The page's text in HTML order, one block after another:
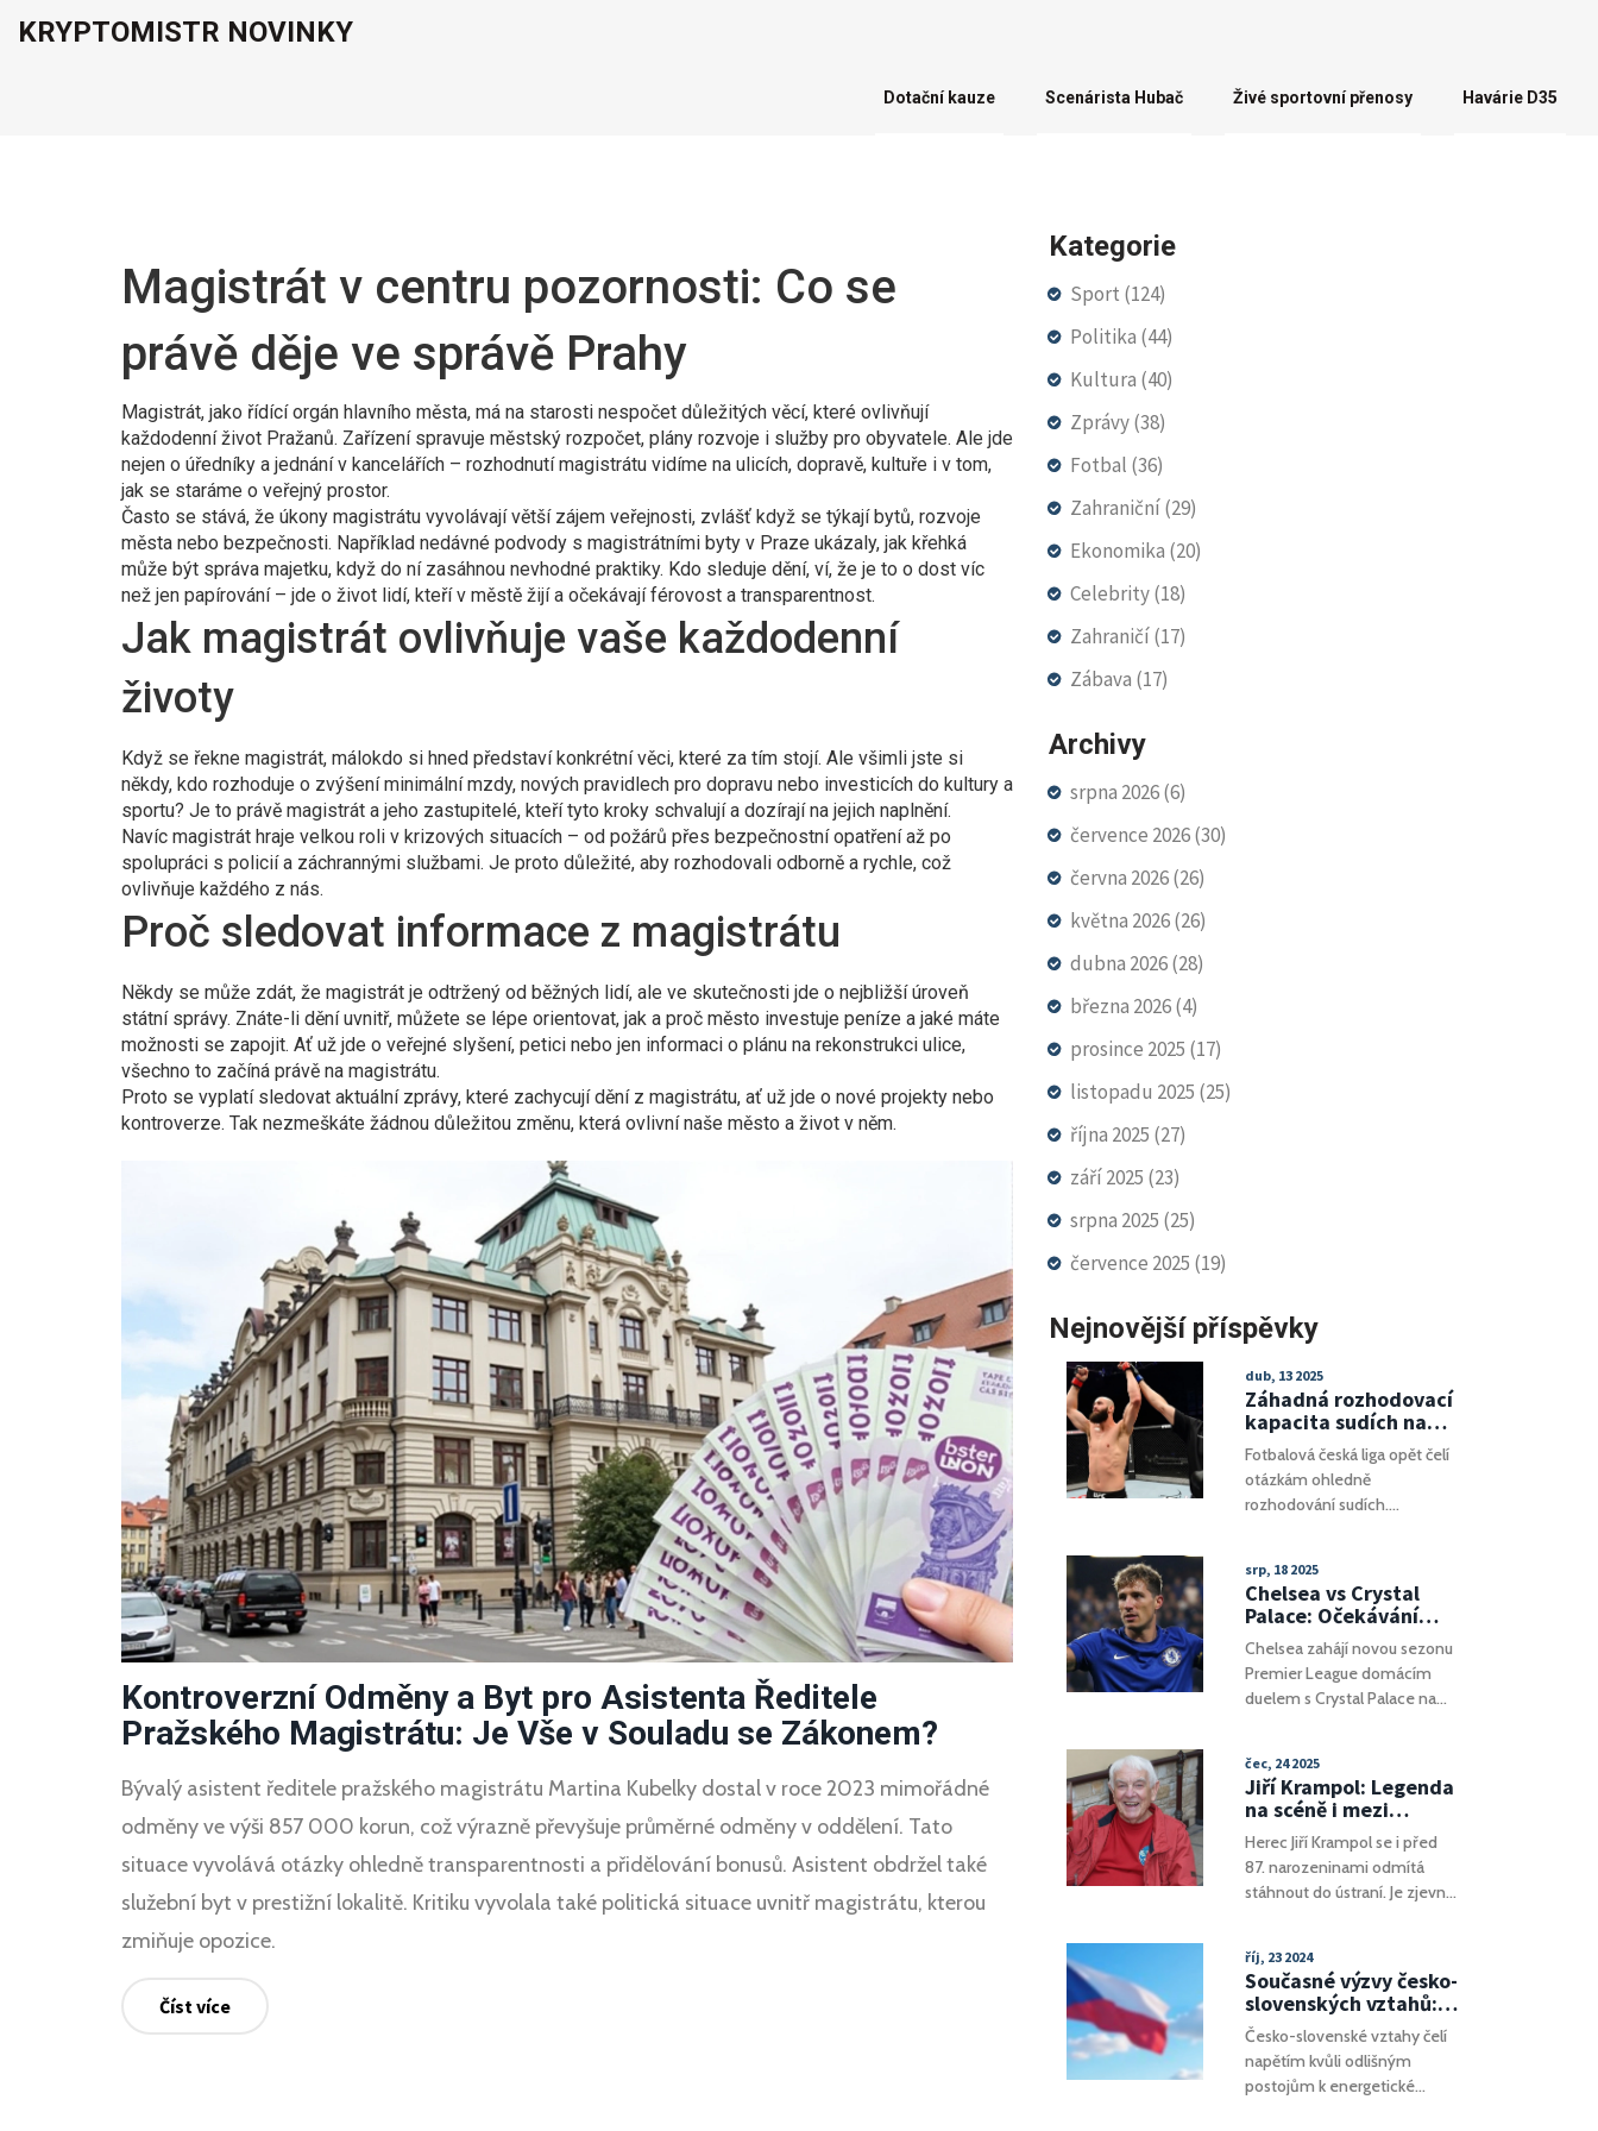
KRYPTOMISTR NOVINKY
Dotační kauze Scenárista Hubač Živé sportovní přenosy Havárie D35
Magistrát v centru pozornosti: Co se
právě děje ve správě Prahy
Magistrát, jako řídící orgán hlavního města, má na starosti nespočet důležitých věcí, které ovlivňují
každodenní život Pražanů. Zařízení spravuje městský rozpočet, plány rozvoje i služby pro obyvatele. Ale jde
nejen o úředníky a jednání v kancelářích – rozhodnutí magistrátu vidíme na ulicích, dopravě, kultuře i v tom,
jak se staráme o veřejný prostor.
Často se stává, že úkony magistrátu vyvolávají větší zájem veřejnosti, zvlášť když se týkají bytů, rozvoje
města nebo bezpečnosti. Například nedávné podvody s magistrátními byty v Praze ukázaly, jak křehká
může být správa majetku, když do ní zasáhnou nevhodné praktiky. Kdo sleduje dění, ví, že je to o dost víc
než jen papírování – jde o život lidí, kteří v městě žijí a očekávají férovost a transparentnost.
Jak magistrát ovlivňuje vaše každodenní
životy
Když se řekne magistrát, málokdo si hned představí konkrétní věci, které za tím stojí. Ale všimli jste si
někdy, kdo rozhoduje o zvýšení minimální mzdy, nových pravidlech pro dopravu nebo investicích do kultury a
sportu? Je to právě magistrát a jeho zastupitelé, kteří tyto kroky schvalují a dozírají na jejich naplnění.
Navíc magistrát hraje velkou roli v krizových situacích – od požárů přes bezpečnostní opatření až po
spolupráci s policií a záchrannými službami. Je proto důležité, aby rozhodovali odborně a rychle, což
ovlivňuje každého z nás.
Proč sledovat informace z magistrátu
Někdy se může zdát, že magistrát je odtržený od běžných lidí, ale ve skutečnosti jde o nejbližší úroveň
státní správy. Znáte-li dění uvnitř, můžete se lépe orientovat, jak a proč město investuje peníze a jaké máte
možnosti se zapojit. Ať už jde o veřejné slyšení, petici nebo jen informaci o plánu na rekonstrukci ulice,
všechno to začíná právě na magistrátu.
Proto se vyplatí sledovat aktuální zprávy, které zachycují dění z magistrátu, ať už jde o nové projekty nebo
kontroverze. Tak nezmeškáte žádnou důležitou změnu, která ovlivní naše město a život v něm.
Kontroverzní Odměny a Byt pro Asistenta Ředitele
Pražského Magistrátu: Je Vše v Souladu se Zákonem?
Bývalý asistent ředitele pražského magistrátu Martina Kubelky dostal v roce 2023 mimořádné
odměny ve výši 857 000 korun, což výrazně převyšuje průměrné odměny v oddělení. Tato
situace vyvolává otázky ohledně transparentnosti a přidělování bonusů. Asistent obdržel také
služební byt v prestižní lokalitě. Kritiku vyvolala také politická situace uvnitř magistrátu, kterou
zmiňuje opozice.
Číst více
Kategorie
Sport (124)
Politika (44)
Kultura (40)
Zprávy(38)
Fotbal (36)
Zahraniční(29)
Ekonomika (20)
Celebrity(18)
Zahraničí(17)
Zábava (17)
Archivy
srpna 2026(6)
července 2026(30)
června 2026(26)
května 2026(26)
dubna 2026(28)
března 2026(4)
prosince 2025 (17)
listopadu 2025 (25)
října 2025 (27)
září 2025 (23)
srpna 2025 (25)
července 2025 (19)
Nejnovější příspěvky
dub, 13 2025
Záhadná rozhodovací
kapacita sudích na
zápasech v české lize
Fotbalová česká liga opět čelí
otázkám ohledně
rozhodování sudích.
zburcovaly fanoušky i
odborníky, kteří volají po
změnách v systému
přezkumu rozhodnutí na
hřišti. Diskuze o použití VAR
technologie a
je na denním pořádku.
srp, 18 2025
Chelsea vs Crystal
Palace: Očekávání
před úvodem Premier
League 2025/26 v
londýnském derby
Chelsea zahájí novou sezonu
Premier League domácím
duelem s Crystal Palace na
Chelsea drží nepřerušenou
sérii 15 zápasů bez prohry s
Palace. Hosty může ovlivnit
nejistá situace okolo
Eberechiho Ezeho.
čec, 24 2025
Jiří Krampol: Legenda
na scéně i mezi
přáteli, co i v 87
letech baví celé okolí
Herec Jiří Krampol se i před
87. narozeninami odmítá
stáhnout do ústraní. Je zjevné,
zdravotní peripetie. Oslavil
narozeniny zpěváka
Goldolána po boku známých
osobností, užíval si
společnost, legraci i
pozornost mladších kolegyň,
říj, 23 2024
Současné výzvy česko-
slovenských vztahů:
Specifická diplomacie
Fica a Fialy
Česko-slovenské vztahy čelí
napětím kvůli odlišným
postojům k energetické